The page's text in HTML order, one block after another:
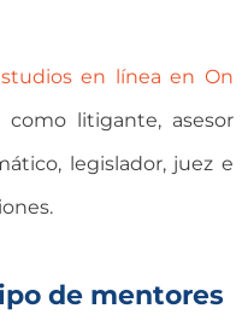
en línea en On
como litigante, asesor
legislador, juez e
de mentores